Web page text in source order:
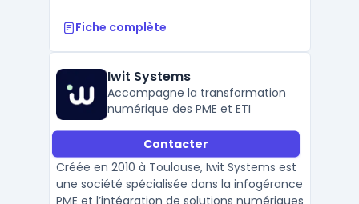
Fiche complète
Iwit Systems
Accompagne la transformation
numérique des PME et ETI
Contacter
Créée en 2010 à Toulouse, Iwit Systems est
une société spécialisée dans la infogérance
PME et l’intégration de solutions numériques